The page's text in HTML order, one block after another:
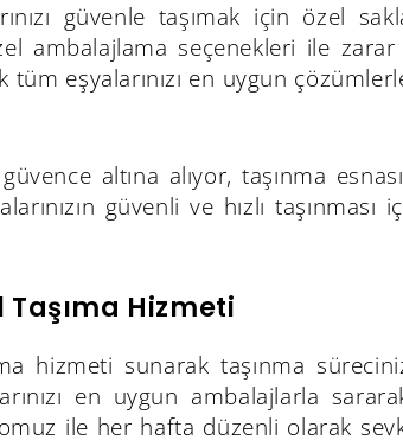
güvenle taşımak için özel
ambalajlama seçenekleri ile
eşyalarınızı en uygun
güvence altına alıyor, taşınma
güvenli ve hızlı
Hizmeti
hizmeti sunarak taşınma
en uygun ambalajlarla sararak
ile her hafta düzenli olarak